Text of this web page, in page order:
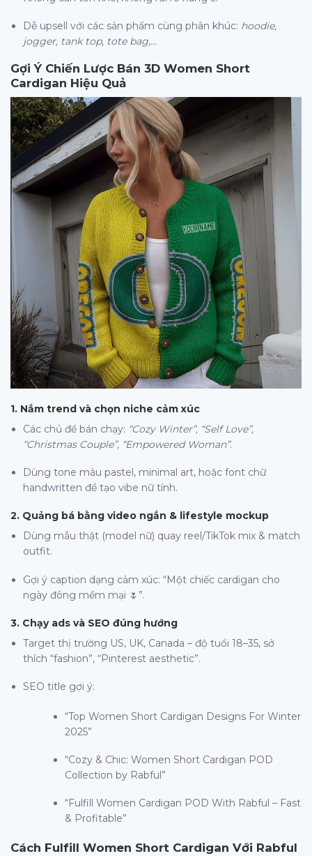
Dễ upsell với các sản phẩm cùng phân khúc: hoodie,
jogger, tank top, tote bag,…
Gợi Ý Chiến Lược Bán 3D Women Short
Cardigan Hiệu Quả
1. Nắm trend và chọn niche cảm xúc
Các chủ đề bán chạy: “Cozy Winter”, “Self Love”,
“Christmas Couple”, “Empowered Woman”.
Dùng tone màu pastel, minimal art, hoặc font chữ
handwritten để tạo vibe nữ tính.
2. Quảng bá bằng video ngắn & lifestyle mockup
Dùng mẫu thật (model nữ) quay reel/TikTok mix & match
outfit.
Gợi ý caption dạng cảm xúc: “Một chiếc cardigan cho
ngày đông mềm mại 🌷”.
3. Chạy ads và SEO đúng hướng
Target thị trường US, UK, Canada – độ tuổi 18–35, sở
thích “fashion”, “Pinterest aesthetic”.
SEO title gợi ý:
“Top Women Short Cardigan Designs For Winter
2025”
“Cozy & Chic: Women Short Cardigan POD
Collection by Rabful”
“Fulfill Women Cardigan POD With Rabful – Fast
& Profitable”
Cách Fulfill Women Short Cardigan Với Rabful